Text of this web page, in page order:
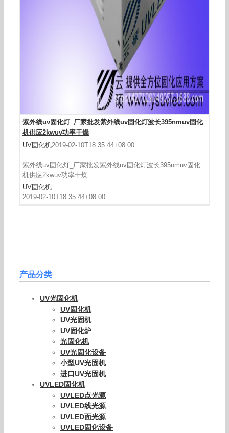
紫外线uv固化灯_厂家批发紫外线uv固化灯波长395nmuv固化
机供应2kwuv功率干燥
UV固化机2019-02-10T18:35:44+08:00
紫外线uv固化灯_厂家批发紫外线uv固化灯波长395nmuv固化
机供应2kwuv功率干燥
UV固化机
2019-02-10T18:35:44+08:00
产品分类
UV光固化机
UV固化机
UV光固机
UV固化炉
光固化机
UV光固化设备
小型UV光固机
进口UV光固机
UVLED固化机
UVLED点光源
UVLED线光源
UVLED面光源
UVLED固化设备